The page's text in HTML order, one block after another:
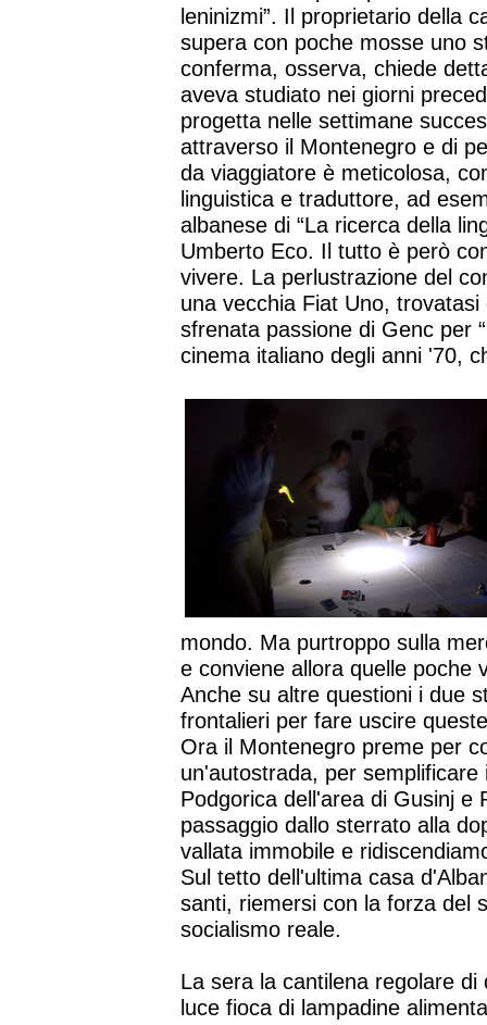
leninizmi”. Il proprietario della
supera con poche mosse uno
conferma, osserva, chiede
aveva studiato nei giorni
progetta nelle settimane
attraverso il Montenegro e di
da viaggiatore è meticolosa,
linguistica e traduttore, ad
albanese di “La ricerca della
Umberto Eco. Il tutto è però
vivere. La perlustrazione del
una vecchia Fiat Uno,
sfrenata passione di Genc per
cinema italiano degli anni '70,
mondo. Ma purtroppo sulla
e conviene allora quelle poche
Anche su altre questioni i due
frontalieri per fare uscire
Ora il Montenegro preme per
un'autostrada, per
Podgorica dell'area di Gusinj e
passaggio dallo sterrato alla
vallata immobile e
Sul tetto dell'ultima casa
santi, riemersi con la forza del
socialismo reale.
La sera la cantilena regolare
luce fioca di lampadine